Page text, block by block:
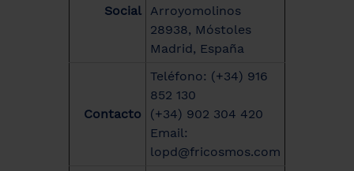
Social
Arroyomolinos
28938, Móstoles
Madrid, España
Contacto
Teléfono: (+34) 916
852 130
(+34) 902 304 420
Email:
lopd@fricosmos.com